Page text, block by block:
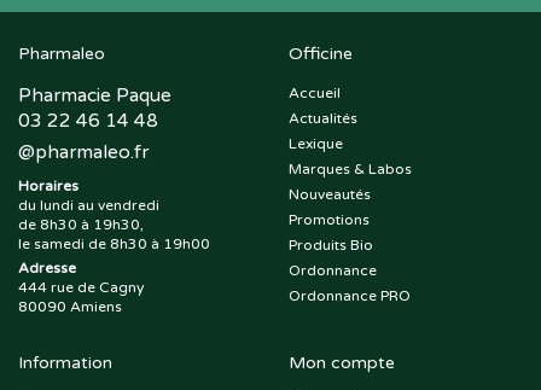
Pharmaleo
Pharmacie Paque
03 22 46 14 48
@pharmaleo.fr
Horaires
du lundi au vendredi
de 8h30 à 19h30,
le samedi de 8h30 à 19h00
Adresse
444 rue de Cagny
80090 Amiens
Officine
Accueil
Actualités
Lexique
Marques & Labos
Nouveautés
Promotions
Produits Bio
Ordonnance
Ordonnance PRO
Information Mon compte